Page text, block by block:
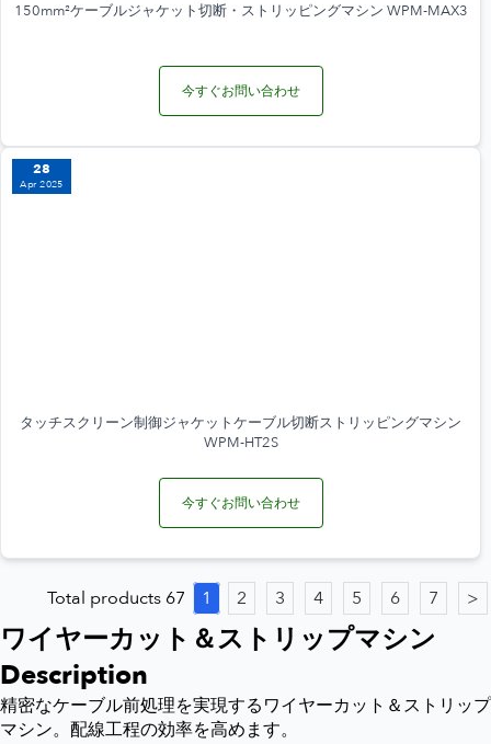
150mm²ケーブルジャケット切断・ストリッピングマシン WPM-MAX3
今すぐお問い合わせ
28
Apr 2025
タッチスクリーン制御ジャケットケーブル切断ストリッピングマシン
WPM-HT2S
今すぐお問い合わせ
Total products 67 1 2 3 4 5 6 7 >
ワイヤーカット＆ストリップマシン
Description
精密なケーブル前処理を実現するワイヤーカット＆ストリップ
マシン。配線工程の効率を高めます。